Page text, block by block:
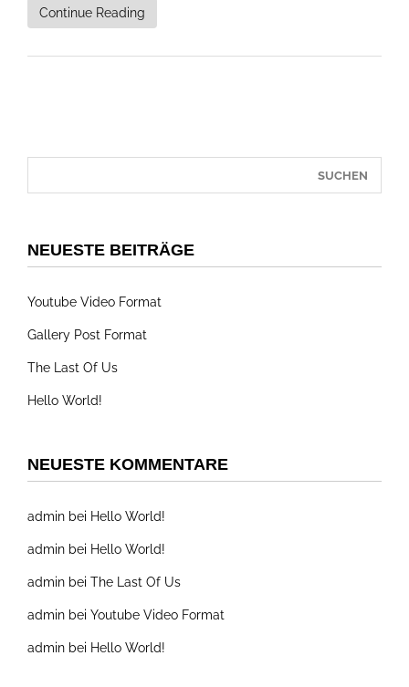
Continue Reading
NEUESTE BEITRÄGE
Youtube Video Format
Gallery Post Format
The Last Of Us
Hello World!
NEUESTE KOMMENTARE
admin bei Hello World!
admin bei Hello World!
admin bei The Last Of Us
admin bei Youtube Video Format
admin bei Hello World!